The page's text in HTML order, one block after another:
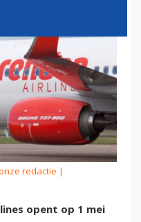
redactie |
opent op 1 mei